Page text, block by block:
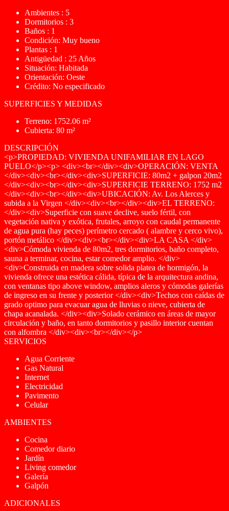
Ambientes : 5
Dormitorios : 3
Baños : 1
Condición: Muy bueno
Plantas : 1
Antigüedad : 25 Años
Situación: Habitada
Orientación: Oeste
Crédito: No especificado
SUPERFICIES Y MEDIDAS
Terreno: 1752.06 m²
Cubierta: 80 m²
DESCRIPCIÓN
<p>PROPIEDAD: VIVIENDA UNIFAMILIAR EN LAGO
PUELO</p><p> <div><br></div><div>OPERACIÓN: VENTA
</div><div><br></div><div>SUPERFICIE: 80m2 + galpon 20m2
</div><div><br></div><div>SUPERFICIE TERRENO: 1752 m2
</div><div><br></div><div>UBICACIÓN: Av. Los Alerces y
subida a la Virgen </div><div><br></div><div>EL TERRENO:
</div><div>Superficie con suave declive, suelo fértil, con
vegetación nativa y exótica, frutales, arroyo con caudal permanente
de agua pura (hay peces) perímetro cercado ( alambre y cerco vivo),
portón metálico </div><div><br></div><div>LA CASA </div>
<div>Cómoda vivienda de 80m2, tres dormitorios, baño completo,
sauna a terminar, cocina, estar comedor amplio. </div>
<div>Construida en madera sobre solida platea de hormigón, la
vivienda ofrece una estética cálida, típica de la arquitectura andina,
con ventanas tipo above window, amplios aleros y cómodas galerías
de ingreso en su frente y posterior </div><div>Techos con caídas de
grado optimo para evacuar agua de lluvias o nieve, cubierta de
chapa acanalada. </div><div>Solado cerámico en áreas de mayor
circulación y baño, en tanto dormitorios y pasillo interior cuentan
con alfombra </div><div><br></div></p>
SERVICIOS
Agua Corriente
Gas Natural
Internet
Electricidad
Pavimento
Celular
AMBIENTES
Cocina
Comedor diario
Jardín
Living comedor
Galería
Galpón
ADICIONALES